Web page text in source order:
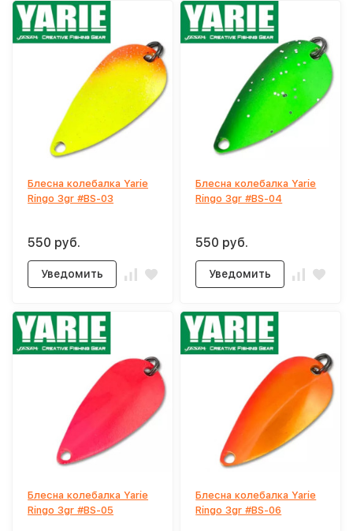
Блесна колебалка Yarie
Ringo 3gr #BS-03
550 руб.
Уведомить
Блесна колебалка Yarie
Ringo 3gr #BS-04
550 руб.
Уведомить
Блесна колебалка Yarie
Ringo 3gr #BS-05
Блесна колебалка Yarie
Ringo 3gr #BS-06